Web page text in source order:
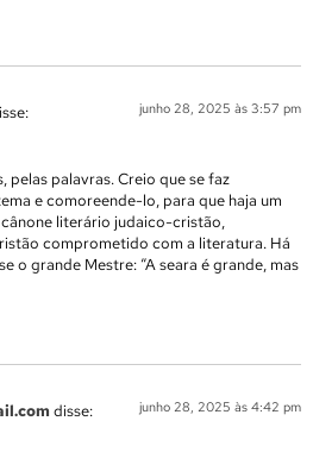
junho 28, 2025 às 3:57 pm
pelas palavras. Creio que se faz
e comoreende-lo, para que haja um
literário judaico-cristão,
comprometido com a literatura. Há
o grande Mestre: “A seara é grande, mas
disse: junho 28, 2025 às 4:42 pm